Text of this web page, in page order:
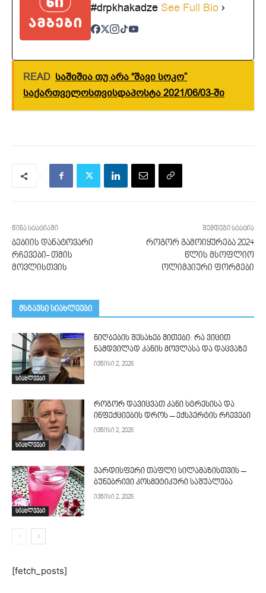
#drpkhakadze See Full Bio
READ საშიშია თუ არა “შავი სოკო”
საქართველოსთვისდაპოსტა 2021/06/03-ში
წინა სტატიაში
ბებიის დანატოვარი
რჩევები- თმის
მოვლისთვის
შემდეგი სტატია
როგორ გამოიყურება 2024
წლის მსოფლიო
ოლიმპიური ფორმები
მსგავსი სიახლეები
სიახლეები
ნიღბების შესახებ მითები: რა ვიცით
ნამდვილად კანის მოვლასა და დაცვაზე
ივნისი 2, 2026
სიახლეები
როგორ დავიცვათ კანი სტრესისა და
ინფექციების დროს – ექსპერტის რჩევები
ივნისი 2, 2026
სიახლეები
ვარდისფერი თაფლი სილამაზისთვის –
ბუნებრივი კოსმეტიკური საშუალება
ივნისი 2, 2026
[fetch_posts]